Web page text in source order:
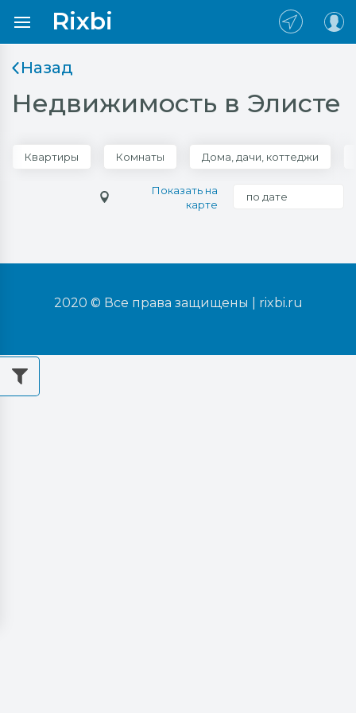
Rixbi
Назад
Недвижимость в Элисте
Квартиры Комнаты Дома, дачи, коттеджи
Показать на
карте
по дате
2020 © Все права защищены | rixbi.ru